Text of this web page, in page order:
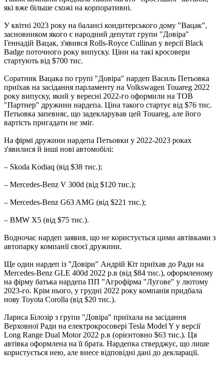
які вже більше схожі на корпоративні.
У квітні 2023 року на балансі кондитерського дому "Вацак",
засновником якого є народний депутат групи "Довіра"
Геннадій Вацак, з'явився Rolls-Royce Cullinan у версії Black
Badge поточного року випуску. Ціни на такі кросовери
стартують від $700 тис.
Соратник Вацака по групі "Довіра" нардеп Василь Петьовка
приїхав на засідання парламенту на Volkswagen Touareg 2022
року випуску, який у вересні 2022-го оформили на ТОВ
"Партнер" дружини нардепа. Ціна такого стартує від $76 тис.
Петьовка запевняє, що задекларував цей Touareg, але його
вартість пригадати не зміг.
На фірмі дружини нардепа Петьовки у 2022-2023 роках
з'явилися й інші нові автомобілі:
– Skoda Kodiaq (від $38 тис.);
– Mercedes-Benz V 300d (від $120 тис.);
– Mercedes-Benz G63 AMG (від $221 тис.);
– BMW X5 (від $75 тис.).
Водночас нардеп заявив, що не користується цими автівками з
автопарку компанії своєї дружини.
Ще один нардеп із "Довіри" Андрій Кіт приїхав до Ради на
Mercedes-Benz GLE 400d 2022 р.в (від $84 тис.), оформленому
на фірму батька нардепа ПП "Агрофірма "Лугове" у лютому
2023-го. Крім нього, у грудні 2022 року компанія придбала
нову Toyota Corolla (від $20 тис.).
Лариса Білозір з групи "Довіра" приїхала на засідання
Верховної Ради на електрокросовері Tesla Model Y у версії
Long Range Dual Motor 2022 р.в (орієнтовно $63 тис.). Ця
автівка оформлена на її брата. Нардепка стверджує, що лише
користується нею, але внесе відповідні дані до декларації.